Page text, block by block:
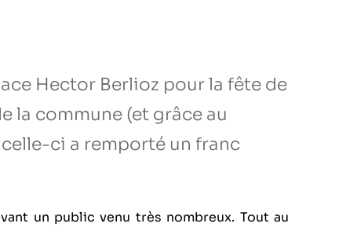
Hector Berlioz pour la fête de
la commune (et grâce au
ci a remporté un franc
un public venu très nombreux. Tout au